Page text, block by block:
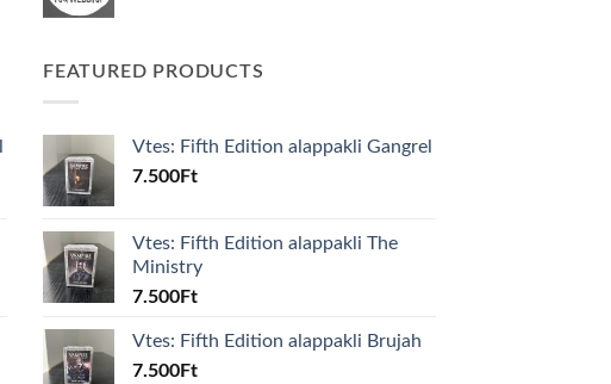
FEATURED PRODUCTS
Vtes: Fifth Edition alappakli Gangrel
7.500Ft
Vtes: Fifth Edition alappakli The
Ministry
7.500Ft
Vtes: Fifth Edition alappakli Brujah
7.500Ft